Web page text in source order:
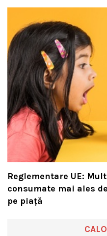
Reglementare UE:
consumate mai ales
pe piață